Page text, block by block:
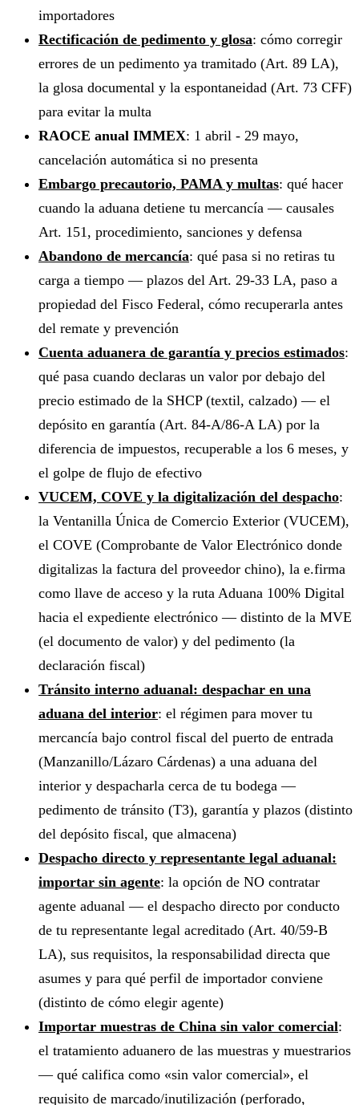
importadores
Rectificación de pedimento y glosa: cómo corregir
errores de un pedimento ya tramitado (Art. 89 LA),
la glosa documental y la espontaneidad (Art. 73 CFF)
para evitar la multa
RAOCE anual IMMEX: 1 abril - 29 mayo,
cancelación automática si no presenta
Embargo precautorio, PAMA y multas: qué hacer
cuando la aduana detiene tu mercancía — causales
Art. 151, procedimiento, sanciones y defensa
Abandono de mercancía: qué pasa si no retiras tu
carga a tiempo — plazos del Art. 29-33 LA, paso a
propiedad del Fisco Federal, cómo recuperarla antes
del remate y prevención
Cuenta aduanera de garantía y precios estimados:
qué pasa cuando declaras un valor por debajo del
precio estimado de la SHCP (textil, calzado) — el
depósito en garantía (Art. 84-A/86-A LA) por la
diferencia de impuestos, recuperable a los 6 meses, y
el golpe de flujo de efectivo
VUCEM, COVE y la digitalización del despacho:
la Ventanilla Única de Comercio Exterior (VUCEM),
el COVE (Comprobante de Valor Electrónico donde
digitalizas la factura del proveedor chino), la e.firma
como llave de acceso y la ruta Aduana 100% Digital
hacia el expediente electrónico — distinto de la MVE
(el documento de valor) y del pedimento (la
declaración fiscal)
Tránsito interno aduanal: despachar en una
aduana del interior: el régimen para mover tu
mercancía bajo control fiscal del puerto de entrada
(Manzanillo/Lázaro Cárdenas) a una aduana del
interior y despacharla cerca de tu bodega —
pedimento de tránsito (T3), garantía y plazos (distinto
del depósito fiscal, que almacena)
Despacho directo y representante legal aduanal:
importar sin agente: la opción de NO contratar
agente aduanal — el despacho directo por conducto
de tu representante legal acreditado (Art. 40/59-B
LA), sus requisitos, la responsabilidad directa que
asumes y para qué perfil de importador conviene
(distinto de cómo elegir agente)
Importar muestras de China sin valor comercial:
el tratamiento aduanero de las muestras y muestrarios
— qué califica como «sin valor comercial», el
requisito de marcado/inutilización (perforado,